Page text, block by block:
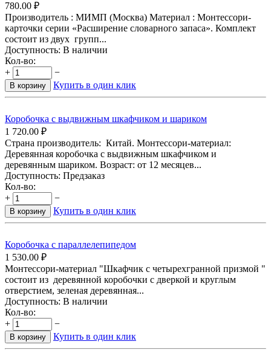
780.00 ₽
Производитель : МИМП (Москва) Материал : Монтессори-
карточки серии «Расширение словарного запаса». Комплект
состоит из двух групп...
Доступность: В наличии
Кол-во:
+
−
В корзину Купить в один клик
Коробочка с выдвижным шкафчиком и шариком
1 720.00 ₽
Страна производитель: Китай. Монтессори-материал:
Деревянная коробочка с выдвижным шкафчиком и
деревянным шариком. Возраст: от 12 месяцев...
Доступность: Предзаказ
Кол-во:
+
−
В корзину Купить в один клик
Коробочка с параллелепипедом
1 530.00 ₽
Монтессори-материал "Шкафчик с четырехгранной призмой "
состоит из деревянной коробочки с дверкой и круглым
отверстием, зеленая деревянная...
Доступность: В наличии
Кол-во:
+
−
В корзину Купить в один клик